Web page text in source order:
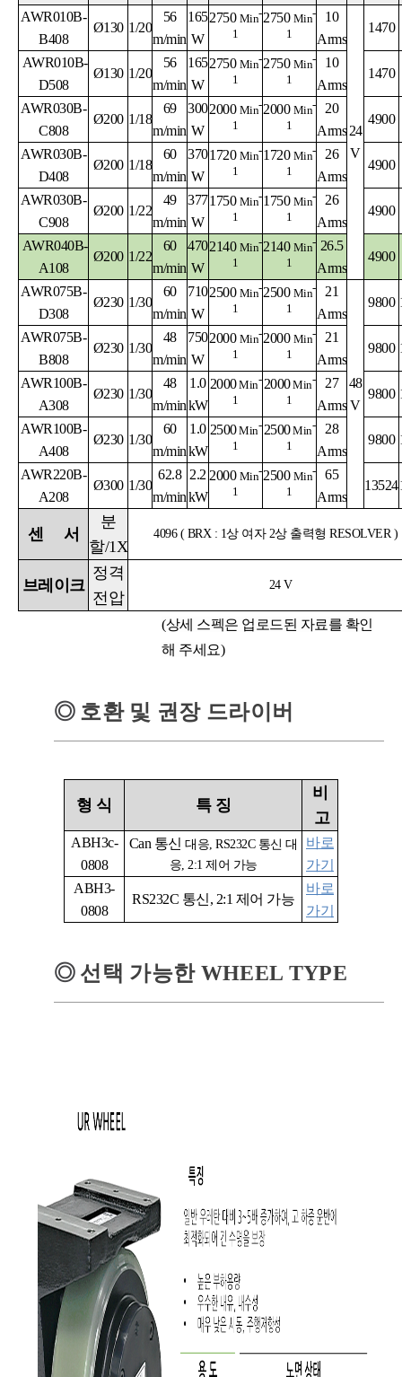
AWR010B-
B408
Ø130 1/20
56
m/min
165
W
2750 Min-
1
2750 Min-
1
10
Arms
24
V
1470
AWR010B-
D508
Ø130 1/20
56
m/min
165
W
2750 Min-
1
2750 Min-
1
10
Arms
1470
AWR030B-
C808
Ø200 1/18
69
m/min
300
W
2000 Min-
1
2000 Min-
1
20
Arms
4900
AWR030B-
D408
Ø200 1/18
60
m/min
370
W
1720 Min-
1
1720 Min-
1
26
Arms
4900
AWR030B-
C908
Ø200 1/22
49
m/min
377
W
1750 Min-
1
1750 Min-
1
26
Arms
4900
AWR040B-
A108
Ø200 1/22
60
m/min
470
W
2140 Min-
1
2140 Min-
1
26.5
Arms
4900
AWR075B-
D308
Ø230 1/30
60
m/min
710
W
2500 Min-
1
2500 Min-
1
21
Arms
48
V
9800
AWR075B-
B808
Ø230 1/30
48
m/min
750
W
2000 Min-
1
2000 Min-
1
21
Arms
9800
AWR100B-
A308
Ø230 1/30
48
m/min
1.0
kW
2000Min-
1
2000Min-
1
27
Arms
9800
AWR100B-
A408
Ø230 1/30
60
m/min
1.0
kW
2500Min-
1
2500Min-
1
28
Arms
9800
AWR220B-
A208
Ø300 1/30
62.8
m/min
2.2
kW
2000 Min-
1
2500 Min-
1
65
Arms
13524
센 서
분
할/1X
4096 ( BRX : 1상 여자 2상 출력형 RESOLVER )
브레이크
정격
전압
24 V
(상세 스펙은 업로드된 자료를 확인
해 주세요)
◎ 호환 및 권장 드라이버
형 식 특 징
비
고
ABH3c-
0808
Can 통신 대응, RS232C 통신 대
응, 2:1 제어 가능
바로
가기
ABH3-
0808
RS232C 통신, 2:1 제어 가능
바로
가기
◎ 선택 가능한 WHEEL TYPE